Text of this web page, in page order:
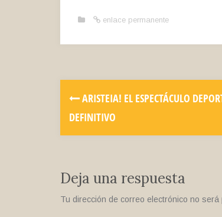
enlace permanente
ARISTEIA! EL ESPECTÁCULO
DEFINITIVO
Deja una respuesta
Tu dirección de correo electrónico no será